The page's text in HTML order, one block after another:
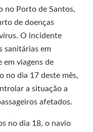
no Porto de Santos,
de doenças
O incidente
sanitárias em
viagens de
no dia 17 deste mês,
a situação a
afetados.
no dia 18, o navio